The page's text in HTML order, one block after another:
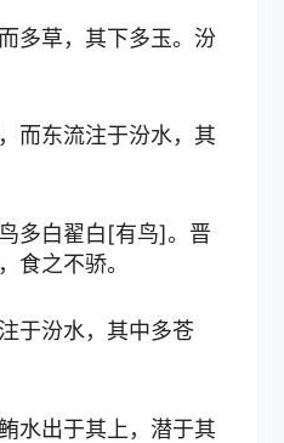
多草，其下多玉。汾
而东流注于汾水，其
多白翟白[有鸟]。晋
食之不骄。
于汾水，其中多苍
水出于其上，潜于其